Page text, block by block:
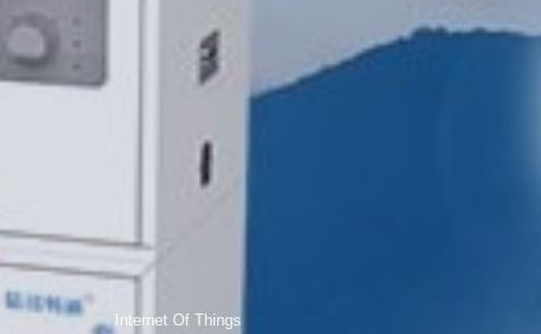
Internet Of Things